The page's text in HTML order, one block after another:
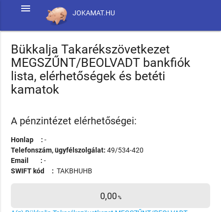
JOKAMAT.HU
menu
Bükkalja Takarékszövetkezet
MEGSZŰNT/BEOLVADT bankfiók
lista, elérhetőségek és betéti
kamatok
A pénzintézet elérhetőségei:
Honlap : -
Telefonszám, ügyfélszolgálat: 49/534-420
Email : -
SWIFT kód : TAKBHUHB
0,00 %